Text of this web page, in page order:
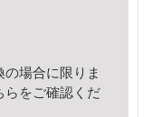
場合に限りま
ら をご確認くだ